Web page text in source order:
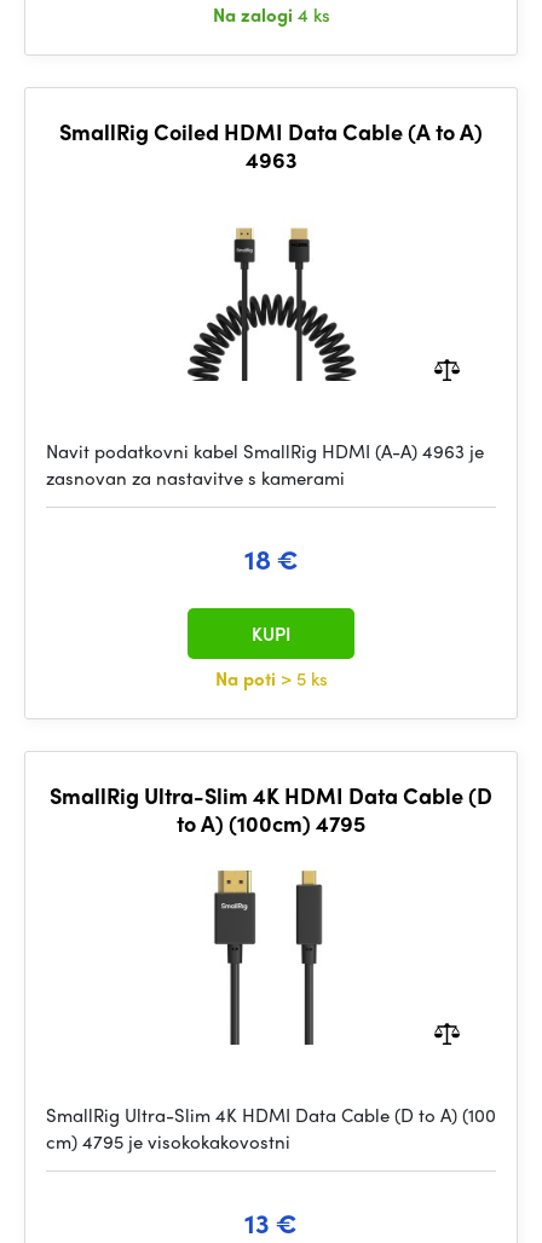
Na zalogi 4 ks
SmallRig Coiled HDMI Data Cable (A to A)
4963
Navit podatkovni kabel SmallRig HDMI (A-A) 4963 je
zasnovan za nastavitve s kamerami
18 €
Na poti > 5 ks
KUPI
SmallRig Ultra-Slim 4K HDMI Data Cable (D
to A) (100cm) 4795
SmallRig Ultra-Slim 4K HDMI Data Cable (D to A) (100
cm) 4795 je visokokakovostni
13 €